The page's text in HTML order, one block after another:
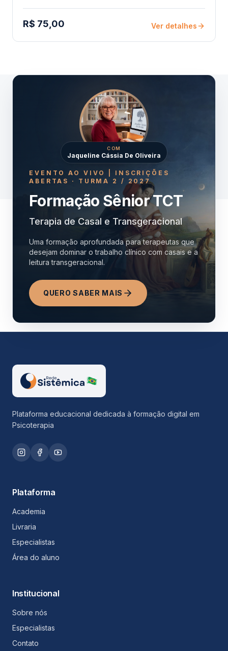
R$ 75,00 Ver detalhes
COM
Jaqueline Cássia De Oliveira
EVENTO AO VIVO | INSCRIÇÕES
ABERTAS · TURMA 2 / 2027
Formação Sênior TCT
Terapia de Casal e Transgeracional
Uma formação aprofundada para terapeutas que
desejam dominar o trabalho clínico com casais e a
leitura transgeracional.
QUERO SABER MAIS
Plataforma educacional dedicada à formação digital em
Psicoterapia
Plataforma
Academia
Livraria
Especialistas
Área do aluno
Institucional
Sobre nós
Especialistas
Contato